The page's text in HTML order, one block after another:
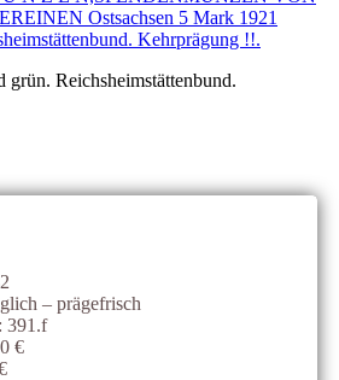
grün. Reichsheimstättenbund.
– prägefrisch
391.f
€